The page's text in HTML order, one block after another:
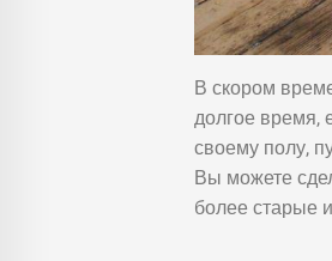
В скором
долгое время,
своему полу,
Вы можете
более старые